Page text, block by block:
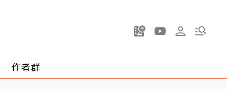
作者群